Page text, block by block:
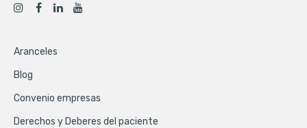
Aranceles
Blog
Convenio empresas
Derechos y Deberes del paciente